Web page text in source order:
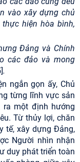
vào xây dựng chủ
hiện hòa bình,
Đảng và Chính
các đảo và mong
.
ngắn gọn ấy, Chủ
từng lĩnh vực sản
một định hướng
Từ thủy lợi, chăn
tế, xây dựng Đảng,
Người nhìn nhận
duy phát triển toàn